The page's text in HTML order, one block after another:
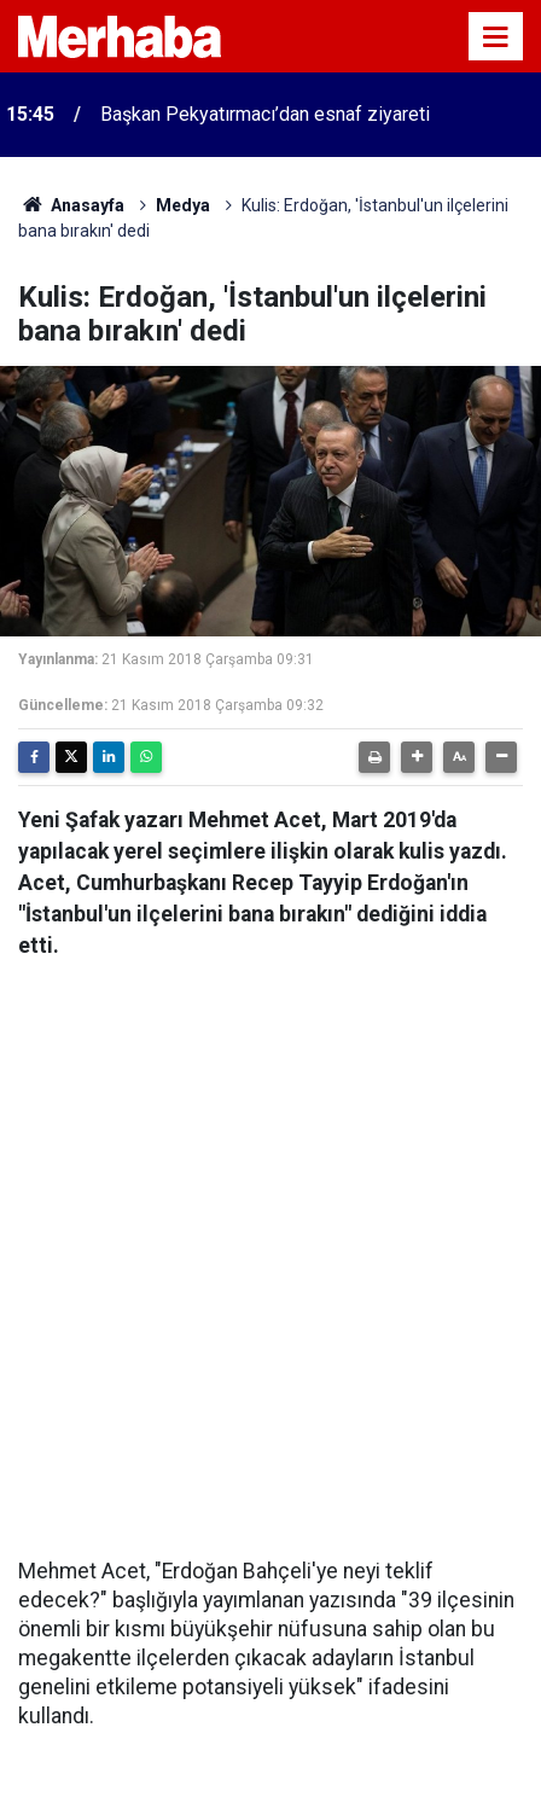
15:45 Başkan Pekyatırmacı’dan esnaf ziyareti
Anasayfa Medya
Kulis: Erdoğan, 'İstanbul'un ilçelerini
bana bırakın' dedi
Kulis: Erdoğan, 'İstanbul'un ilçelerini
bana bırakın' dedi
Yayınlanma: 21 Kasım 2018 Çarşamba 09:31
Güncelleme: 21 Kasım 2018 Çarşamba 09:32
Yeni Şafak yazarı Mehmet Acet, Mart 2019'da
yapılacak yerel seçimlere ilişkin olarak kulis yazdı.
Acet, Cumhurbaşkanı Recep Tayyip Erdoğan'ın
"İstanbul'un ilçelerini bana bırakın" dediğini iddia
etti.
Mehmet Acet, "Erdoğan Bahçeli'ye neyi teklif
edecek?" başlığıyla yayımlanan yazısında "39 ilçesinin
önemli bir kısmı büyükşehir nüfusuna sahip olan bu
megakentte ilçelerden çıkacak adayların İstanbul
genelini etkileme potansiyeli yüksek" ifadesini
kullandı.